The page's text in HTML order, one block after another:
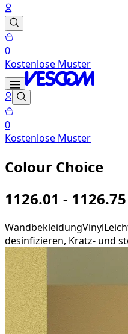
0
Kostenlose Muster
0
Kostenlose Muster
Colour Choice
1126.01 - 1126.75
WandbekleidungVinyl
desinfizieren, Kratz- und